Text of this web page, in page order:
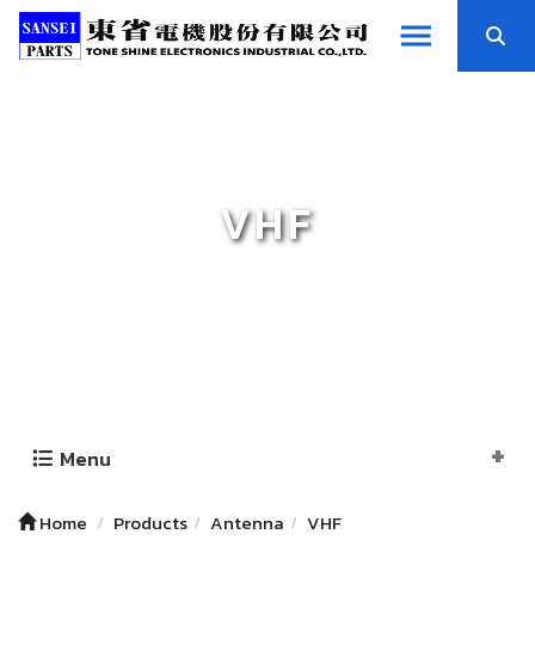
VHF
Menu
Home Products Antenna VHF